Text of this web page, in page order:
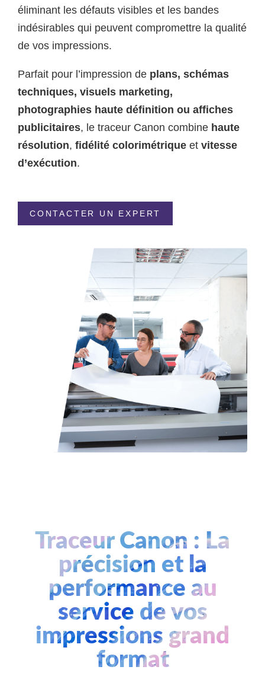
éliminant les défauts visibles et les bandes
indésirables qui peuvent compromettre la qualité
de vos impressions.
Parfait pour l’impression de plans, schémas
techniques, visuels marketing,
photographies haute définition ou affiches
publicitaires, le traceur Canon combine haute
résolution, fidélité colorimétrique et vitesse
d’exécution.
CONTACTER UN EXPERT
Traceur Canon : La
précision et la
performance au
service de vos
impressions grand
format